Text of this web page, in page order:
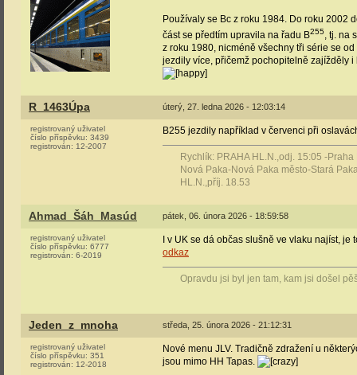
Používaly se Bc z roku 1984. Do roku 2002
část se předtím upravila na řadu B255, tj. na
z roku 1980, nicméně všechny tři série se
jezdily více, přičemž pochopitelně zajížděly
R_1463Úpa úterý, 27. ledna 2026 - 12:03:14
registrovaný uživatel
číslo příspěvku: 3439
registrován: 12-2007
B255 jezdily například v červenci při
Rychlík: PRAHA HL.N.,odj. 15:05 -
Nová Paka-Nová Paka město-Stará
HL.N.,příj. 18.53
Ahmad_Šáh_Masúd pátek, 06. února 2026 - 18:59:58
registrovaný uživatel
číslo příspěvku: 6777
registrován: 6-2019
I v UK se dá občas slušně ve vlaku najíst, je
odkaz
Opravdu jsi byl jen tam, kam jsi došel
Jeden_z_mnoha středa, 25. února 2026 - 21:12:31
registrovaný uživatel
číslo příspěvku: 351
registrován: 12-2018
Nové menu JLV. Tradičně zdražení u
jsou mimo HH Tapas.